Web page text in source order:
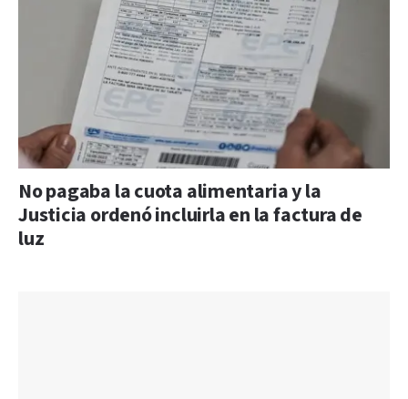
No pagaba la cuota alimentaria y la
Justicia ordenó incluirla en la factura de
luz